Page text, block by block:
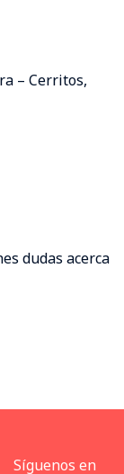
– Cerritos,
dudas acerca
Síguenos en